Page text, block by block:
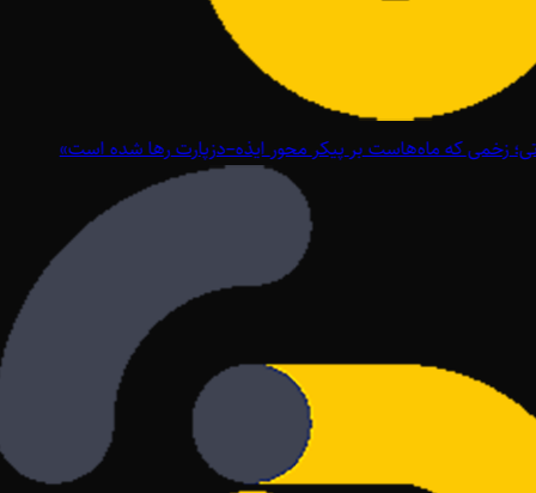
زخمی که ماه‌هاست بر پیکر محور ایذه–دزپارت رها شده است»